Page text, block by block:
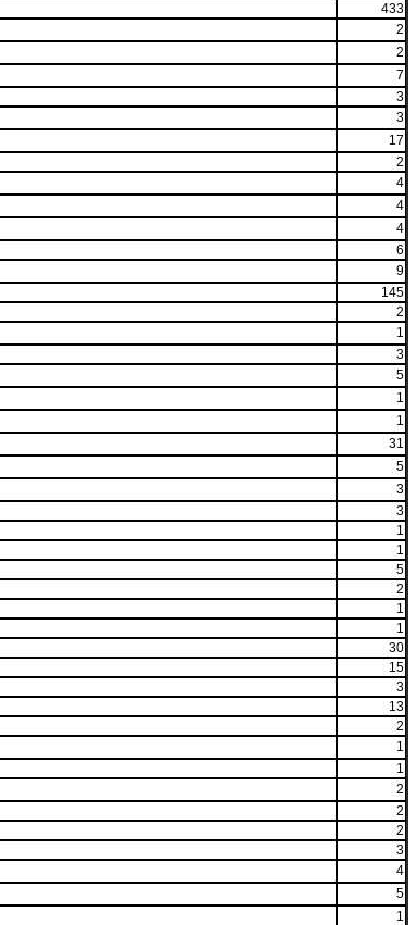
433
2
2
7
3
3
17
2
4
4
4
6
9
145
2
1
3
5
1
1
31
5
3
3
1
1
5
2
1
1
30
15
3
13
2
1
1
2
2
2
3
4
5
1